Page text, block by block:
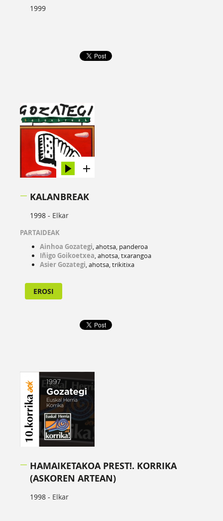
1999
KALANBREAK
1998 - Elkar
PARTAIDEAK
Ainhoa Gozategi, ahotsa, panderoa
Iñigo Goikoetxea, ahotsa, txarangoa
Asier Gozategi, ahotsa, trikitixa
EROSI
HAMAIKETAKOA PREST!. KORRIKA
(ASKOREN ARTEAN)
1998 - Elkar